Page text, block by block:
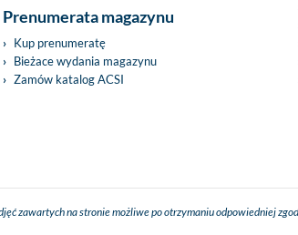
Prenumerata magazynu
Kup prenumeratę
Bieżace wydania magazynu
Zamów katalog ACSI
zawartych na stronie możliwe po otrzymaniu odpowiedniej